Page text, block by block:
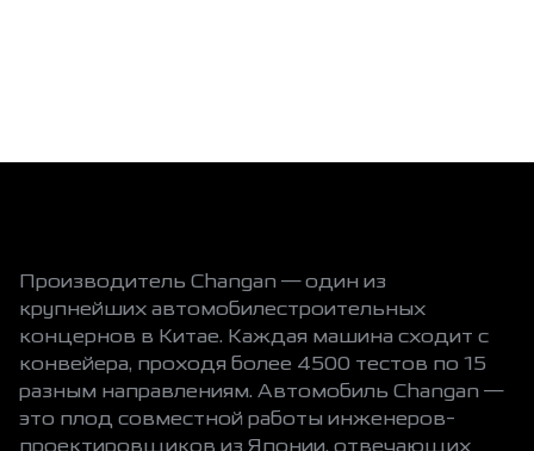
Производитель Changan — один из
крупнейших автомобилестроительных
концернов в Китае. Каждая машина сходит с
конвейера, проходя более 4500 тестов по 15
разным направлениям. Автомобиль Changan —
это плод совместной работы инженеров-
проектировщиков из Японии, отвечающих